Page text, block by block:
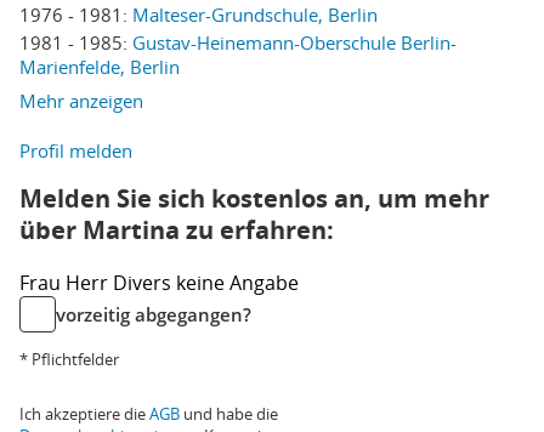
1976 - 1981: Malteser-Grundschule, Berlin
1981 - 1985: Gustav-Heinemann-Oberschule Berlin-
Marienfelde, Berlin
Mehr anzeigen
Profil melden
Melden Sie sich kostenlos an, um mehr
über Martina zu erfahren:
Frau Herr Divers keine Angabe
vorzeitig abgegangen?
* Pflichtfelder
Ich akzeptiere dieAGB und habe die